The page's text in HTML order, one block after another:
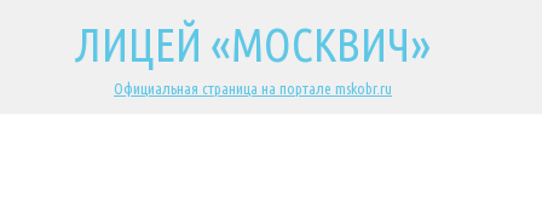
ЛИЦЕЙ «МОСКВИЧ»
Официальная страница на портале mskobr.ru